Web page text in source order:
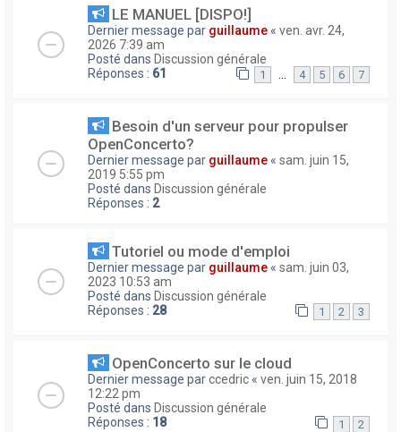
LE MANUEL [DISPO!]
Dernier message par guillaume « ven. avr. 24,
2026 7:39 am
Posté dans Discussion générale
Réponses : 61 1 … 4 5 6 7
Besoin d'un serveur pour propulser
OpenConcerto?
Dernier message par guillaume « sam. juin 15,
2019 5:55 pm
Posté dans Discussion générale
Réponses : 2
Tutoriel ou mode d'emploi
Dernier message par guillaume « sam. juin 03,
2023 10:53 am
Posté dans Discussion générale
Réponses : 28 1 2 3
OpenConcerto sur le cloud
Dernier message parccedric « ven. juin 15, 2018
12:22 pm
Posté dans Discussion générale
Réponses : 18 1 2